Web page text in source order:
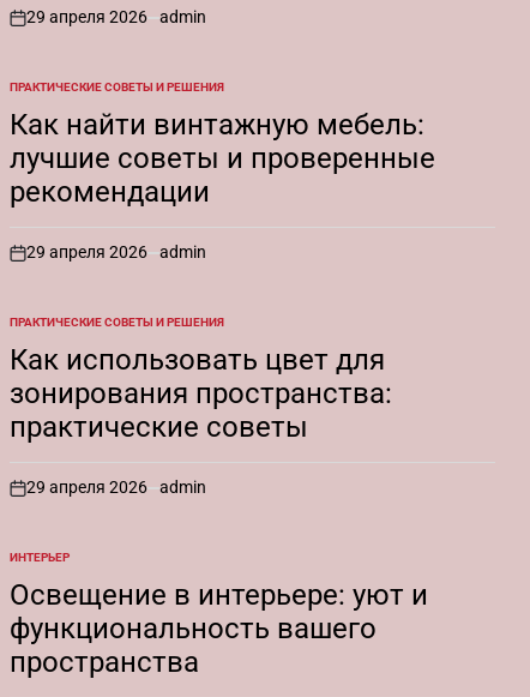
on
29 апреля 2026 admin
ОПУБЛИКОВАНО
В
ПРАКТИЧЕСКИЕ СОВЕТЫ И РЕШЕНИЯ
Как найти винтажную мебель:
лучшие советы и проверенные
рекомендации
on
29 апреля 2026 admin
ОПУБЛИКОВАНО
В
ПРАКТИЧЕСКИЕ СОВЕТЫ И РЕШЕНИЯ
Как использовать цвет для
зонирования пространства:
практические советы
on
29 апреля 2026 admin
ОПУБЛИКОВАНО
ИНТЕРЬЕР
Освещение в интерьере: уют и
функциональность вашего
пространства